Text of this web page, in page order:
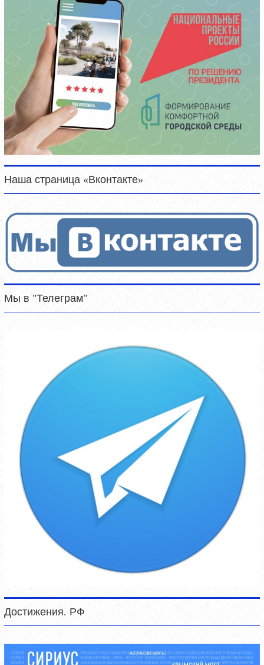
Наша страница «Вконтакте»
Мы в "Телеграм"
Достижения. РФ